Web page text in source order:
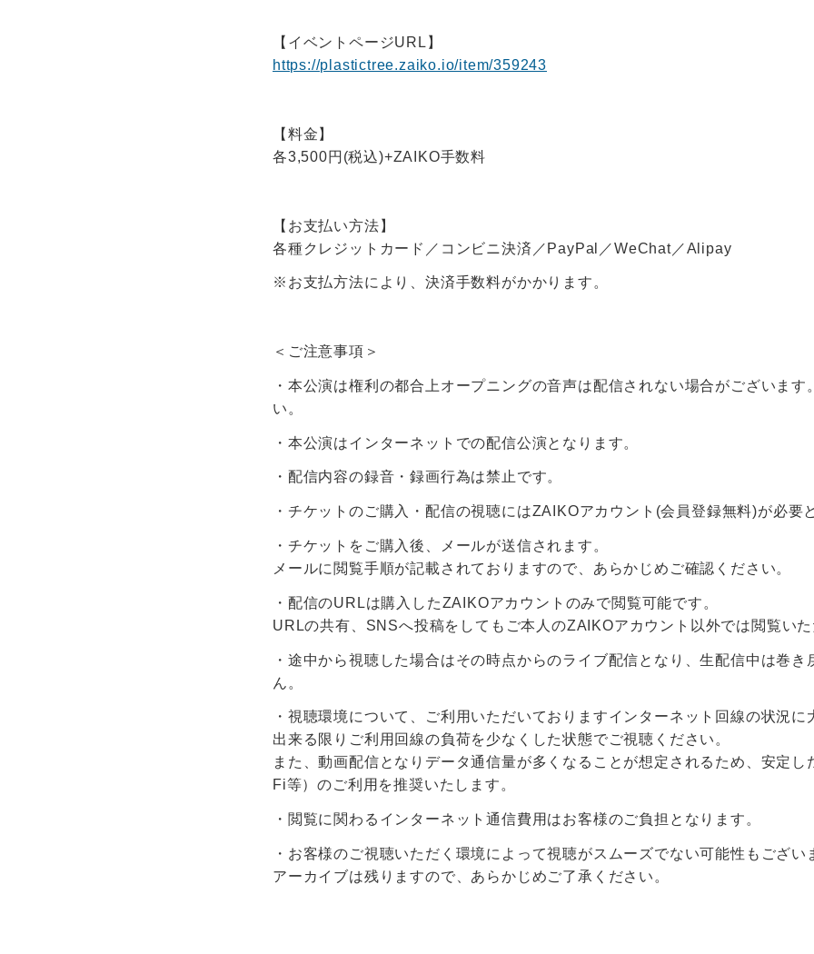
【イベントページURL】
https://plastictree.zaiko.io/item/359243
【料金】
各3,500円(税込)+ZAIKO手数料
【お支払い方法】
各種クレジットカード／コンビニ決済／PayPal／WeChat／Alipay
※お支払方法により、決済手数料がかかります。
＜ご注意事項＞
・本公演は権利の都合上オープニングの音声は配信されない場合がございます
い。
・本公演はインターネットでの配信公演となります。
・配信内容の録音・録画行為は禁止です。
・チケットのご購入・配信の視聴にはZAIKOアカウント(会員登録無料)が必要
・チケットをご購入後、メールが送信されます。
メールに閲覧手順が記載されておりますので、あらかじめご確認ください。
・配信のURLは購入したZAIKOアカウントのみで閲覧可能です。
URLの共有、SNSへ投稿をしてもご本人のZAIKOアカウント以外では閲覧いた
・途中から視聴した場合はその時点からのライブ配信となり、生配信中は巻
ん。
・視聴環境について、ご利用いただいておりますインターネット回線の状況に
出来る限りご利用回線の負荷を少なくした状態でご視聴ください。
また、動画配信となりデータ通信量が多くなることが想定されるため、安定
Fi等）のご利用を推奨いたします。
・閲覧に関わるインターネット通信費用はお客様のご負担となります。
・お客様のご視聴いただく環境によって視聴がスムーズでない可能性もござい
アーカイブは残りますので、あらかじめご了承ください。